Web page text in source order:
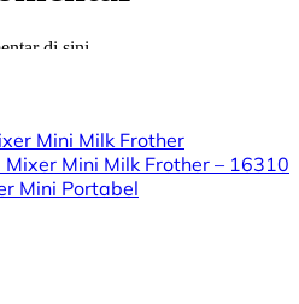
Mini Milk Frother
Mixer Mini Milk Frother – 16310
Mini Portabel